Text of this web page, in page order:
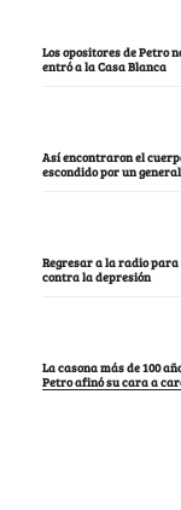
Los opositores de Petro
entró a la Casa Blanca
Así encontraron el
escondido por un
Regresar a la radio
contra la depresión
La casona más de 100
Petro afinó su cara a